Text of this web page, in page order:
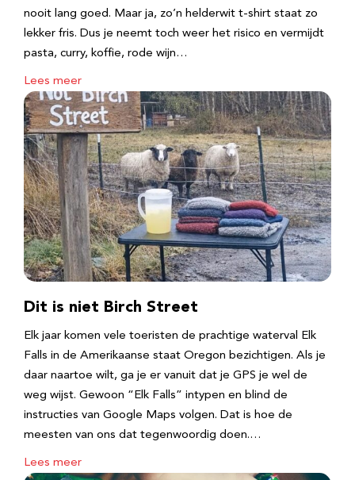
nooit lang goed. Maar ja, zo’n helderwit t-shirt staat zo
lekker fris. Dus je neemt toch weer het risico en vermijdt
pasta, curry, koffie, rode wijn…
Lees meer
Dit is niet Birch Street
Elk jaar komen vele toeristen de prachtige waterval Elk
Falls in de Amerikaanse staat Oregon bezichtigen. Als je
daar naartoe wilt, ga je er vanuit dat je GPS je wel de
weg wijst. Gewoon “Elk Falls” intypen en blind de
instructies van Google Maps volgen. Dat is hoe de
meesten van ons dat tegenwoordig doen.…
Lees meer